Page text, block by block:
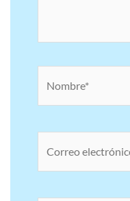
electrónico*